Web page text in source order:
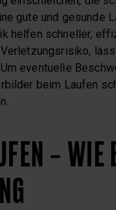
gute und gesunde
helfen schneller,
eventuelle
beim Laufen
– WIE